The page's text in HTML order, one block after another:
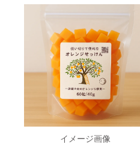
イメージ画像